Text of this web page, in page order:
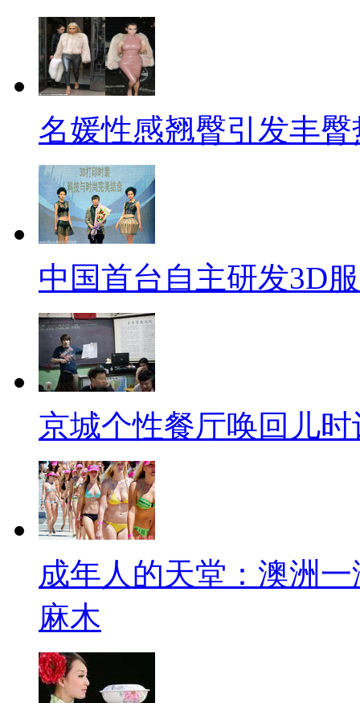
名媛性感翘臀引发丰臀
中国首台自主研发3D
京城个性餐厅唤回儿
成年人的天堂：澳洲
麻木